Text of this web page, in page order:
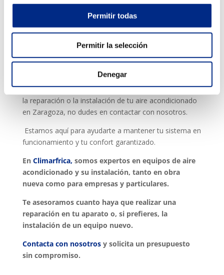
Permitir todas
Permitir la selección
Denegar
eficiencia a largo plazo.
podrás mantener tu sistema de climatización en
óptimas condiciones y disfrutar de un ambiente fresco
y confortable en tu hogar o negocio durante toda la
Y recuerda, si necesitas ayuda con el mantenimiento,
la reparación o la instalación de tu aire acondicionado
en Zaragoza, no dudes en contactar con nosotros.
Estamos aquí para ayudarte a mantener tu sistema en
funcionamiento y tu confort garantizado.
En Climarfrica, somos expertos en equipos de aire
acondicionado y su instalación, tanto en obra
nueva como para empresas y particulares.
Te asesoramos cuanto haya que realizar una
reparación en tu aparato o, si prefieres, la
instalación de un equipo nuevo.
Contacta con nosotrosy solicita un presupuesto
sin compromiso.